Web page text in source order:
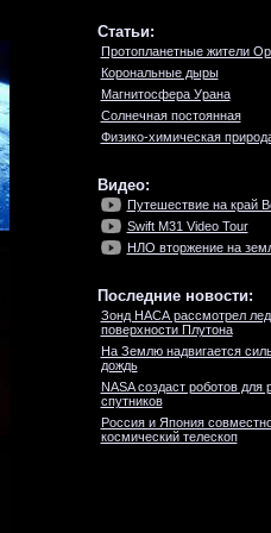
Статьи:
Протопланетные жители
Корональные дыры
Магнитосфера Урана
Солнечная постоянная
Физико-химическая
Видео:
Путешествие на край
Swift M31 Video Tour
НЛО вторжение на
Последние новости:
Зонд НАСА рассмотрел
поверхности Плутона
На Землю надвигается
дождь
NASA создаст роботов для
спутников
Россия и Япония
космический телескоп